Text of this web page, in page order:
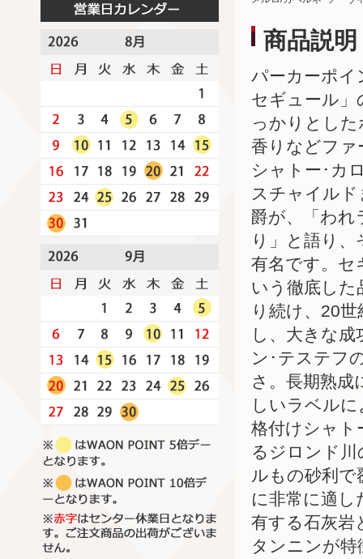
商品説明
パーカーポイ
セギュール」
っかりとし
香りなどファ
シャトー･カ
スチャイル
爵が、「わ
り」と語り
有名です。セ
いう徹底した
り続け、20
し、大きな
ン･テステフ
さ。長期熟成
しいラベル
格付けシャト
るジロンド
ルもの砂利
に非常に適し
有する石灰岩
タンニンが特